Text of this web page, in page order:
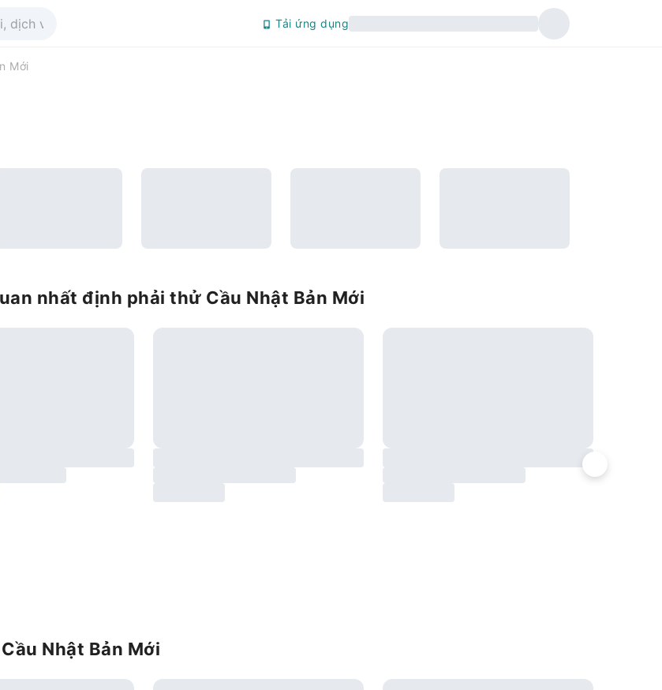
Tải ứng dụng
Mới
nhất định phải thử Cầu Nhật Bản Mới
Nhật Bản Mới